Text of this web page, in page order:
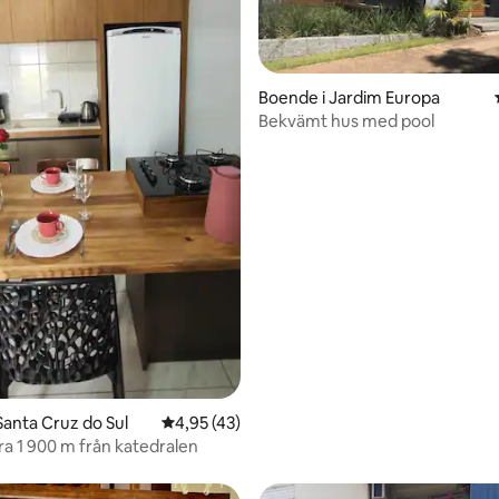
betyg, 77 omdömen
Cruz do Sul 4,95 av 5 i genomsnittligt betyg, 43
4,95 (43)
1 900 m från katedralen
Boende i Jardim Europa
Bekvämt hus med pool